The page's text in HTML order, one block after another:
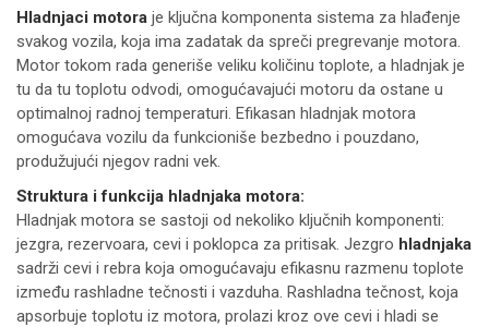
Hladnjaci motora je ključna komponenta sistema za hlađenje
svakog vozila, koja ima zadatak da spreči pregrevanje motora.
Motor tokom rada generiše veliku količinu toplote, a hladnjak je
tu da tu toplotu odvodi, omogućavajući motoru da ostane u
optimalnoj radnoj temperaturi. Efikasan hladnjak motora
omogućava vozilu da funkcioniše bezbedno i pouzdano,
produžujući njegov radni vek.
Struktura i funkcija hladnjaka motora:
Hladnjak motora se sastoji od nekoliko ključnih komponenti:
jezgra, rezervoara, cevi i poklopca za pritisak. Jezgro hladnjaka
sadrži cevi i rebra koja omogućavaju efikasnu razmenu toplote
između rashladne tečnosti i vazduha. Rashladna tečnost, koja
apsorbuje toplotu iz motora, prolazi kroz ove cevi i hladi se